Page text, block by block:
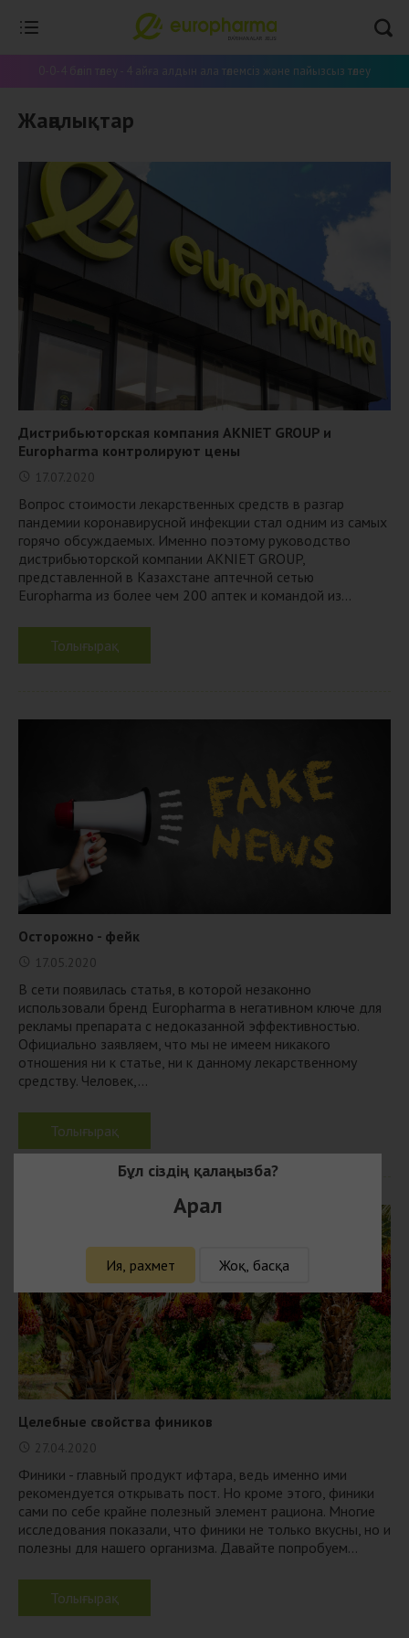
0-0-4 бөліп төлеу - 4 айға алдын ала төлемсіз және пайызсыз төлеу
Жаңалықтар
Дистрибьюторская компания AKNIET GROUP и
Europharma контролируют цены
17.07.2020
Вопрос стоимости лекарственных средств в разгар
пандемии коронавирусной инфекции стал одним из самых
горячо обсуждаемых. Именно поэтому руководство
дистрибьюторской компании AKNIET GROUP,
представленной в Казахстане аптечной сетью
Europharma из более чем 200 аптек и командой из...
Толығырақ
Осторожно - фейк
17.05.2020
В сети появилась статья, в которой незаконно
использовали бренд Europharma в негативном ключе для
рекламы препарата с недоказанной эффективностью.
Официально заявляем, что мы не имеем никакого
отношения ни к статье, ни к данному лекарственному
средству. Человек,...
Толығырақ
Целебные свойства фиников
27.04.2020
Финики - главный продукт ифтара, ведь именно ими
рекомендуется открывать пост. Но кроме этого, финики
сами по себе крайне полезный элемент рациона. Многие
исследования показали, что финики не только вкусны, но и
полезны для нашего организма. Давайте попробуем...
Толығырақ
Бұл сіздің қалаңызба?
Арал
Ия, рахмет Жоқ, басқа